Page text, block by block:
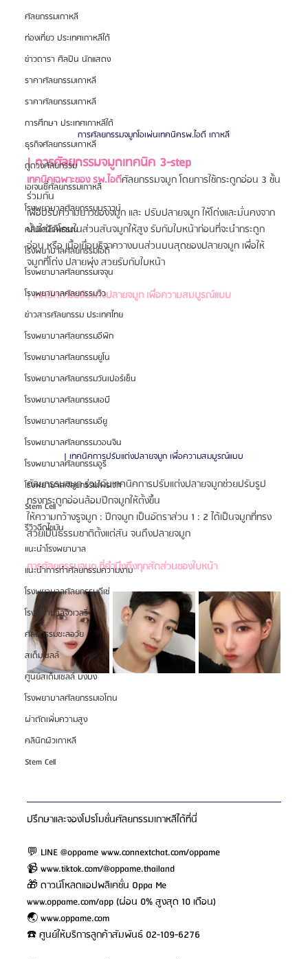
ศัลยกรรมเกาหลี
ท่องเที่ยว ประเทศเกาหลีใต้
ข่าวดารา ศิลปิน นักแสดง
ราคาศัลยกรรมเกาหลี
ราคาศัลยกรรมเกาหลี
การศึกษา ประเทศเกาหลีใต้
ธุรกิจศัลยกรรมเกาหลี
ดูดวงศัลยกรรม
เอเจนซี่ศัลยกรรมเกาหลี
โรงพยาบาลศัลยกรรมบราวน์
คลินิกผิวพรรณ
โรงพยาบาลศัลยกรรมไอดี
โรงพยาบาลศัลยกรรมเจจุน
โรงพยาบาลศัลยกรรมวิว
ข่าวสารศัลยกรรม ประเทศไทย
โรงพยาบาลศัลยกรรมอีพิก
โรงพยาบาลศัลยกรรมยูโน
โรงพยาบาลศัลยกรรมวันเปอร์เซ็น
โรงพยาบาลศัลยกรรมเอบี
โรงพยาบาลศัลยกรรมอียู
โรงพยาบาลศัลยกรรมวอนจิน
โรงพยาบาลศัลยกรรมอูรี
โรงพยาบาลศัลยกรรมไพรเวท
Stem Cell
รีวิวฉีดไขมัน
แนะนำโรงพยาบาล
แนะนำการทำศัลยกรรมความงาม
โรงพยาบาลศัลยกรรมดีเซ่
โรงพยาบาลจิวเวลรี่
ศัลยกรรมชะลอวัย
สเต็มเซลล์
ศูนย์สเต็มเซลล์ บงบง
โรงพยาบาลศัลยกรรมเอโตน
ผ่าตัดเพิ่มความสูง
คลินิกผิวเกาหลี
Stem Cell
การศัลยกรรมจมูกโอเพ่นเทคนิครพ.ไอดี เกาหลี
| การศัลยกรรมจมูกเทคนิค 3-step
เทคนิคเฉพาะของ รพ.ไอดีศัลยกรรมจมูก โดยการใช้กระดูกอ่อน 3 ชั้น
ร่วมกัน
เพื่อปรับความยาวของจมูก และ ปรับปลายจมูก ให้โด่งและมั่นคงจาก
นั้นใส่ซิลิโคนในส่วนสันจมูกให้สูง รับกับใบหน้าก่อนที่จะนำกระดูก
อ่อน หรือ เนื้อเยื่อบริจาควางบนส่วนบนสุดของปลายจมูก เพื่อให้
จมูกที่โด่ง ปลายพุ่ง สวยรับกับใบหน้า
| เทคนิคการปรับแต่งปลายจมูก เพื่อความสมบูรณ์แบบ
| เทคนิคการปรับแต่งปลายจมูก เพื่อความสมบูรณ์แบบ
ศัลยกรรมจมูก ร่วมกับเทคนิคการปรับแต่งปลายจมูกช่วยปรับรูป
ทรงกระดูกอ่อนล้อมปีกจมูกให้ตั้งขึ้น
ให้ความกว้างรูจมูก : ปีกจมูก เป็นอัตราส่วน 1 : 2 ได้เป็นจมูกที่ทรง
สวยเป็นธรรมชาติตั้งแต่สัน จนถึงปลายจมูก
การศัลยกรรมจมูก ที่คำนึงถึงทุกสัดส่วนของใบหน้า
ปรึกษาและจองโปรโมชั่นศัลยกรรมเกาหลีได้ที่นี่
💬 LINE @oppame www.connextchat.com/oppame
📹 www.tiktok.com/@oppame.thailand
🎁 ดาวน์โหลดแอปพลิเคชั่น Oppa Me
www.oppame.com/app (ผ่อน 0% สูงสุด 10 เดือน)
🌏 www.oppame.com
☎️ ศูนย์ให้บริการลูกค้าสัมพันธ์ 02-109-6276